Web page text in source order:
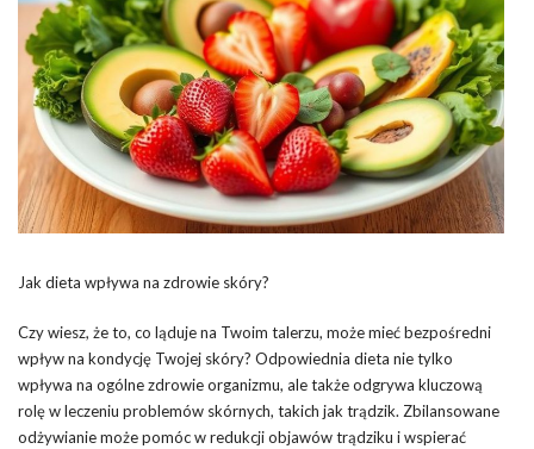
Jak dieta wpływa na zdrowie skóry?
Czy wiesz, że to, co ląduje na Twoim talerzu, może mieć bezpośredni
wpływ na kondycję Twojej skóry? Odpowiednia dieta nie tylko
wpływa na ogólne zdrowie organizmu, ale także odgrywa kluczową
rolę w leczeniu problemów skórnych, takich jak trądzik. Zbilansowane
odżywianie może pomóc w redukcji objawów trądziku i wspierać